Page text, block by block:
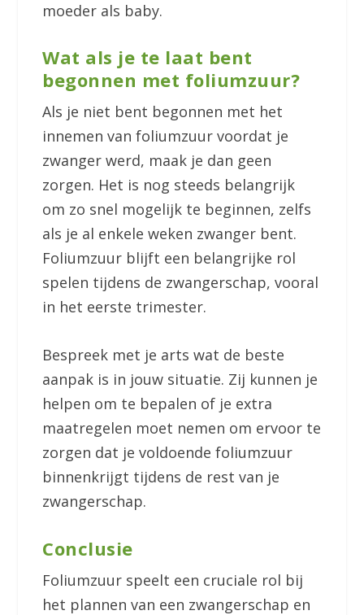
moeder als baby.
Wat als je te laat bent
begonnen met foliumzuur?
Als je niet bent begonnen met het
innemen van foliumzuur voordat je
zwanger werd, maak je dan geen
zorgen. Het is nog steeds belangrijk
om zo snel mogelijk te beginnen, zelfs
als je al enkele weken zwanger bent.
Foliumzuur blijft een belangrijke rol
spelen tijdens de zwangerschap, vooral
in het eerste trimester.
Bespreek met je arts wat de beste
aanpak is in jouw situatie. Zij kunnen je
helpen om te bepalen of je extra
maatregelen moet nemen om ervoor te
zorgen dat je voldoende foliumzuur
binnenkrijgt tijdens de rest van je
zwangerschap.
Conclusie
Foliumzuur speelt een cruciale rol bij
het plannen van een zwangerschap en